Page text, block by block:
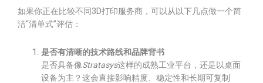
如果你正在比较不同3D打印服务商，可以从以下几点做一个简
洁“清单式”评估：
是否有清晰的技术路线和品牌背书
是否具备像Stratasys这样的成熟工业平台，还是以桌面
设备为主？这会直接影响精度、稳定性和长期可复制